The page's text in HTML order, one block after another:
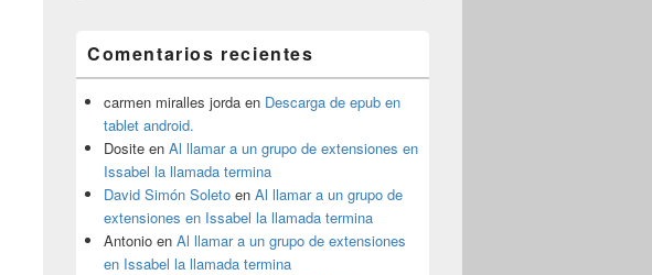
Comentarios recientes
carmen miralles jorda en Descarga de epub en
tablet android.
Dosite en Al llamar a un grupo de extensiones en
Issabel la llamada termina
David Simón Soleto en Al llamar a un grupo de
extensiones en Issabel la llamada termina
Antonio en Al llamar a un grupo de extensiones
en Issabel la llamada termina